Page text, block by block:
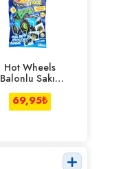
Hot Wheels
Balonlu Sakız
28 g
69,95₺